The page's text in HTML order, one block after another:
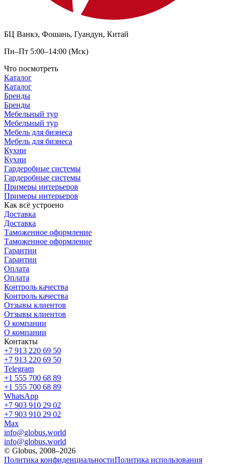
БЦ Ванкэ, Фошань, Гуандун, Китай
Пн–Пт 5:00–14:00 (Мск)
Что посмотреть
Каталог
Каталог
Бренды
Бренды
Мебельный тур
Мебельный тур
Мебель для бизнеса
Мебель для бизнеса
Кухни
Кухни
Гардеробные системы
Гардеробные системы
Примеры интерьеров
Примеры интерьеров
Как всё устроено
Доставка
Доставка
Таможенное оформление
Таможенное оформление
Гарантии
Гарантии
Оплата
Оплата
Контроль качества
Контроль качества
Отзывы клиентов
Отзывы клиентов
О компании
О компании
Контакты
+7 913 220 69 50
+7 913 220 69 50
Telegram
+1 555 700 68 89
+1 555 700 68 89
WhatsApp
+7 903 910 29 02
+7 903 910 29 02
Max
info@globus.world
info@globus.world
© Globus, 2008–2026
Политика конфиденциальностиПолитика использования